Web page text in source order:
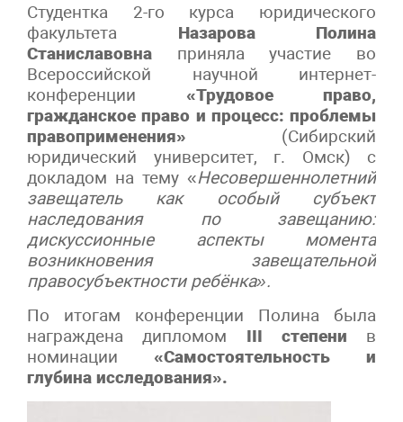
Студентка 2-го курса юридического
факультета Назарова Полина
Станиславовна приняла участие во
Всероссийской научной интернет-
конференции «Трудовое право,
гражданское право и процесс: проблемы
правоприменения» (Сибирский
юридический университет, г. Омск) с
докладом на тему «Несовершеннолетний
завещатель как особый субъект
наследования по завещанию:
дискуссионные аспекты момента
возникновения завещательной
правосубъектности ребёнка».
По итогам конференции Полина была
награждена дипломом III степени в
номинации «Самостоятельность и
глубина исследования».